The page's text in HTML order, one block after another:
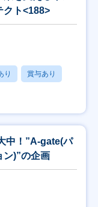
クト<188>
り 賞与あり
中！”A-gate(パ
ン)”の企画